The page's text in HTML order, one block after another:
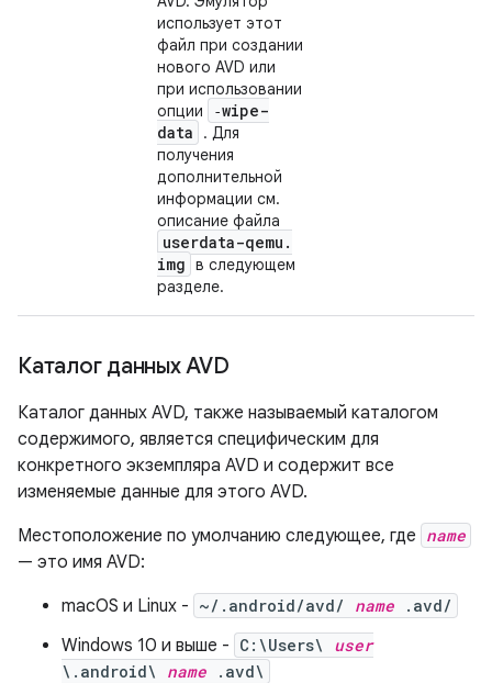
использует этот
файл при создании
нового AVD или
при использовании
опции
‑wipe-
data
. Для
получения
дополнительной
информации см.
описание файла
userdata-qemu .
img в следующем
разделе.
Каталог данных AVD
Каталог данных AVD, также называемый каталогом
содержимого, является специфическим для
конкретного экземпляра AVD и содержит все
изменяемые данные для этого AVD.
Местоположение по умолчанию следующее, где name
— это имя AVD:
macOS и Linux - ~/.android/avd/ name .avd/
Windows 10 и выше - C:\Users\ user
\.android\ name .avd\